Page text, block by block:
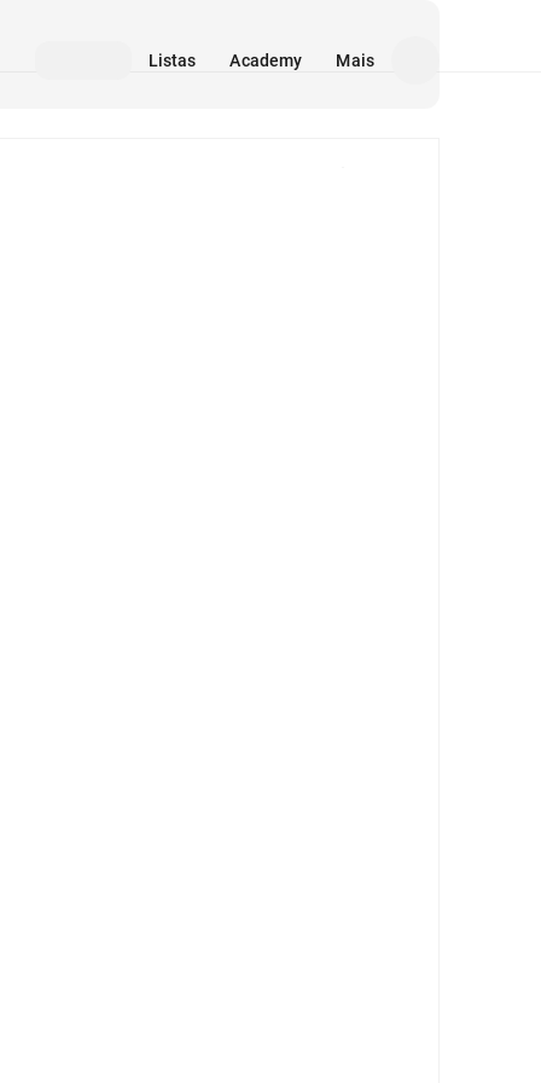
Listas Academy Mais